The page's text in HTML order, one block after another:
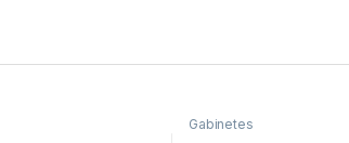
Gabinetes